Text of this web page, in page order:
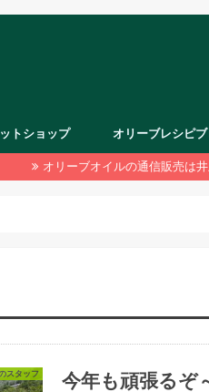
トショップ オリーブレシピ
オリーブオイルの通信販売は
スタッフ 今年も頑張るぞ